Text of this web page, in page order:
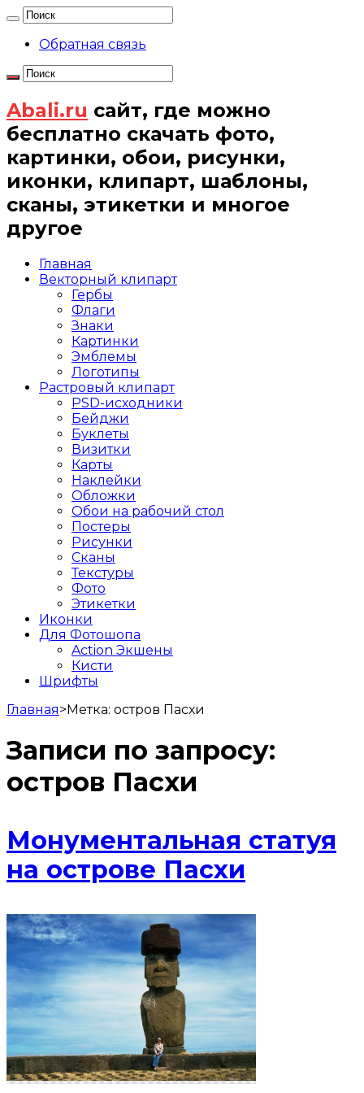
Обратная связь
Abali.ru сайт, где можно
бесплатно скачать фото,
картинки, обои, рисунки,
иконки, клипарт, шаблоны,
сканы, этикетки и многое
другое
Главная
Векторный клипарт
Гербы
Флаги
Знаки
Картинки
Эмблемы
Логотипы
Растровый клипарт
PSD-исходники
Бейджи
Буклеты
Визитки
Карты
Наклейки
Обложки
Обои на рабочий стол
Постеры
Рисунки
Сканы
Текстуры
Фото
Этикетки
Иконки
Для Фотошопа
Action Экшены
Кисти
Шрифты
Главная>Метка: остров Пасхи
Записи по запросу:
остров Пасхи
Монументальная статуя
на острове Пасхи